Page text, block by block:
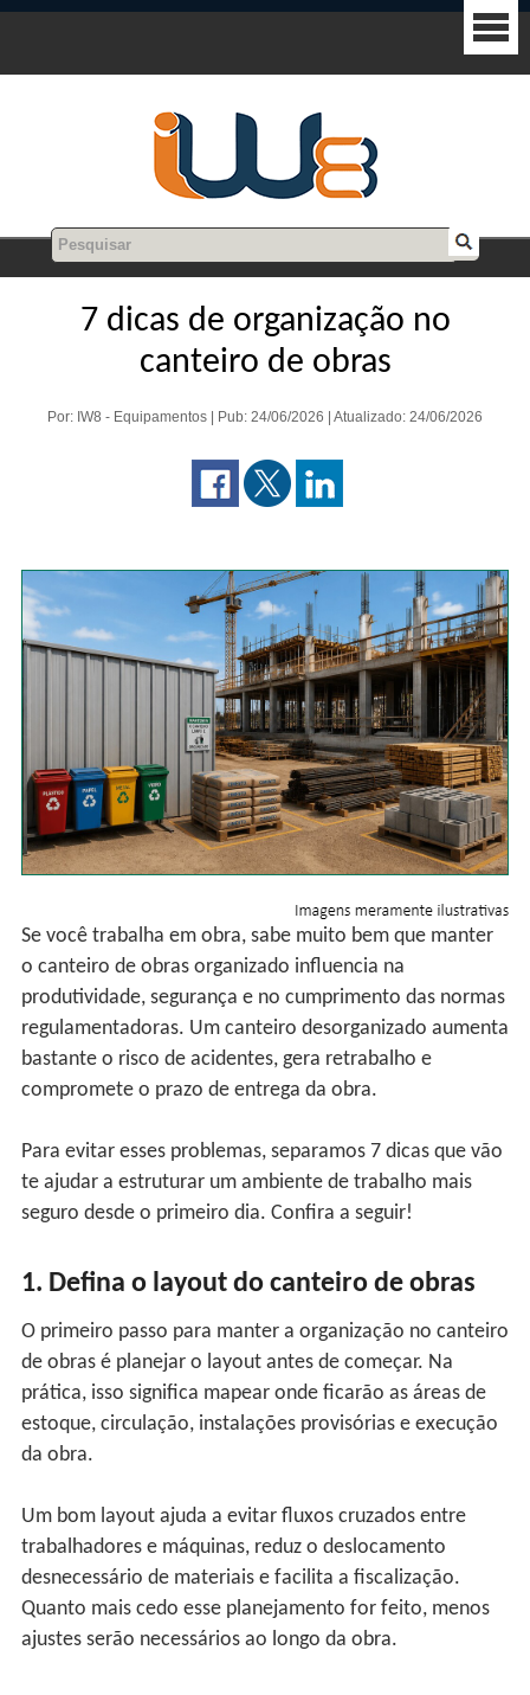
7 dicas de organização no
canteiro de obras
Por: IW8 - Equipamentos | Pub: 24/06/2026 | Atualizado: 24/06/2026
Se você trabalha em obra, sabe muito bem que manter
o canteiro de obras organizado influencia na
produtividade, segurança e no cumprimento das normas
regulamentadoras. Um canteiro desorganizado aumenta
bastante o risco de acidentes, gera retrabalho e
compromete o prazo de entrega da obra.
Para evitar esses problemas, separamos 7 dicas que vão
te ajudar a estruturar um ambiente de trabalho mais
seguro desde o primeiro dia. Confira a seguir!
1. Defina o layout do canteiro de obras
O primeiro passo para manter a organização no canteiro
de obras é planejar o layout antes de começar. Na
prática, isso significa mapear onde ficarão as áreas de
estoque, circulação, instalações provisórias e execução
da obra.
Um bom layout ajuda a evitar fluxos cruzados entre
trabalhadores e máquinas, reduz o deslocamento
desnecessário de materiais e facilita a fiscalização.
Quanto mais cedo esse planejamento for feito, menos
ajustes serão necessários ao longo da obra.